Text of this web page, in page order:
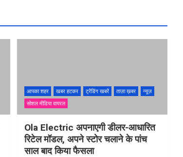
आपका शहर खबर हटकर ट्रेंडिंग खबरें ताज़ा ख़बर
न्यूज़
सोशल मीडिया वायरल
Ola Electric अपनाएगी डीलर-आधारित
रिटेल मॉडल, अपने स्टोर चलाने के पांच
साल बाद किया फैसला